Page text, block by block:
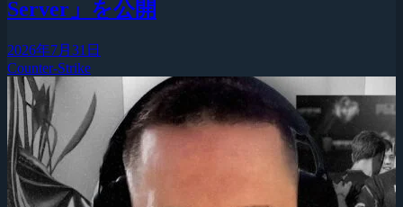
Server」を公開
2026年7月31日
Counter-Strike